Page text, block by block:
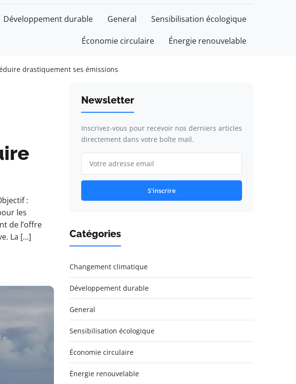
Développement durable General Sensibilisation écologique
Économie circulaire Énergie renouvelable
drastiquement ses émissions
:
les
de l’offre
La […]
Newsletter
Inscrivez-vous pour recevoir nos derniers articles
directement dans votre boîte mail.
S'inscrire
Catégories
Changement climatique
Développement durable
General
Sensibilisation écologique
Économie circulaire
Énergie renouvelable